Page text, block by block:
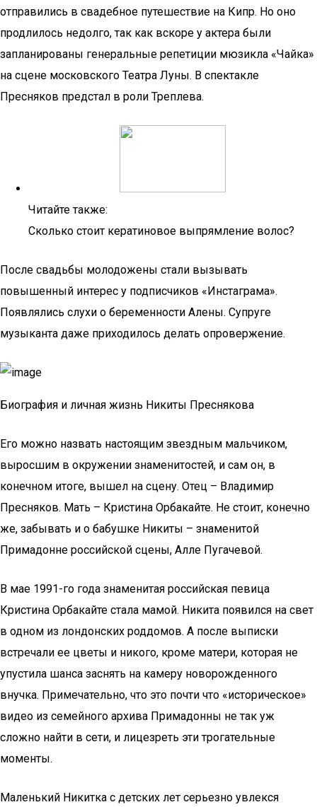
отправились в свадебное путешествие на Кипр. Но оно
продлилось недолго, так как вскоре у актера были
запланированы генеральные репетиции мюзикла «Чайка»
на сцене московского Театра Луны. В спектакле
Пресняков предстал в роли Треплева.
Читайте также:
Сколько стоит кератиновое выпрямление волос?
После свадьбы молодожены стали вызывать
повышенный интерес у подписчиков «Инстаграма».
Появлялись слухи о беременности Алены. Супруге
музыканта даже приходилось делать опровержение.
Биография и личная жизнь Никиты Преснякова
Его можно назвать настоящим звездным мальчиком,
выросшим в окружении знаменитостей, и сам он, в
конечном итоге, вышел на сцену. Отец – Владимир
Пресняков. Мать – Кристина Орбакайте. Не стоит, конечно
же, забывать и о бабушке Никиты – знаменитой
Примадонне российской сцены, Алле Пугачевой.
В мае 1991-го года знаменитая российская певица
Кристина Орбакайте стала мамой. Никита появился на свет
в одном из лондонских роддомов. А после выписки
встречали ее цветы и никого, кроме матери, которая не
упустила шанса заснять на камеру новорожденного
внучка. Примечательно, что это почти что «историческое»
видео из семейного архива Примадонны не так уж
сложно найти в сети, и лицезреть эти трогательные
моменты.
Маленький Никитка с детских лет серьезно увлекся